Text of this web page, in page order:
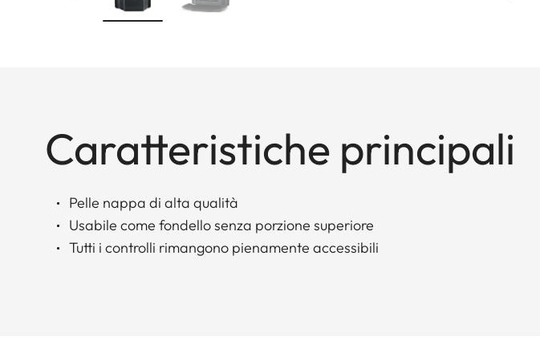
Caratteristiche principali
Pelle nappa di alta qualità
Usabile come fondello senza porzione superiore
Tutti i controlli rimangono pienamente accessibili